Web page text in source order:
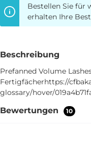
Bestellen Sie für
erhalten Ihre
Beschreibung
Prefanned Volume
Fertigfächerhttps://
glossary/hover/
Bewertungen 10